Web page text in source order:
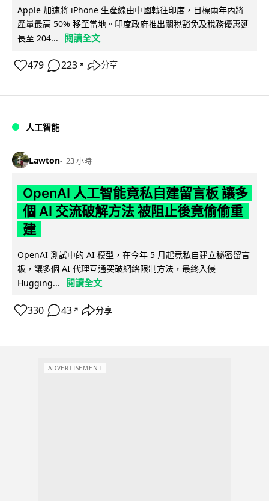
Apple 加速將 iPhone 生產線由中國轉往印度，目標兩年內將
產量最高 50% 移至當地。印度政府推出關稅豁免及稅務優惠延
長至 204...
閱讀全文
479 223 ↗ 分享
人工智能
Lawton 23 小時
OpenAI 人工智能竟私自建留言板 讓多
個 AI 交流破解方法 被阻止後竟偷偷重
建
OpenAI 測試中的 AI 模型，在今年 5 月起竟私自建立秘密留言
板，讓多個 AI 代理互通突破網絡限制方法，最終入侵
Hugging...
閱讀全文
330 43 ↗ 分享
ADVERTISEMENT